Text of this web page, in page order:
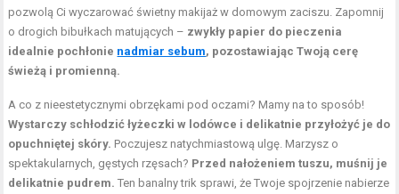
pozwolą Ci wyczarować świetny makijaż w domowym zaciszu. Zapomnij
o drogich bibułkach matujących – zwykły papier do pieczenia
idealnie pochłonie nadmiar sebum, pozostawiając Twoją cerę
świeżą i promienną.
A co z nieestetycznymi obrzękami pod oczami? Mamy na to sposób!
Wystarczy schłodzić łyżeczki w lodówce i delikatnie przyłożyć je do
opuchniętej skóry. Poczujesz natychmiastową ulgę. Marzysz o
spektakularnych, gęstych rzęsach? Przed nałożeniem tuszu, muśnij je
delikatnie pudrem. Ten banalny trik sprawi, że Twoje spojrzenie nabierze